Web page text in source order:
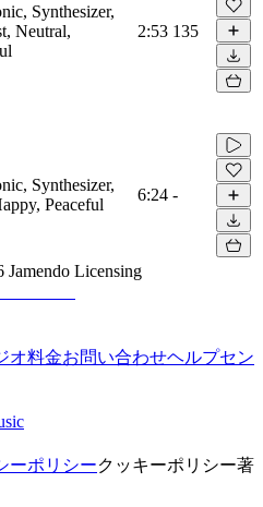
Synthesizer,
Neutral,
2:53 135
Synthesizer,
Peaceful
6:24 -
Jamendo Licensing
オ料金お問い合わせヘルプセン
ーポリシークッキーポリシー著